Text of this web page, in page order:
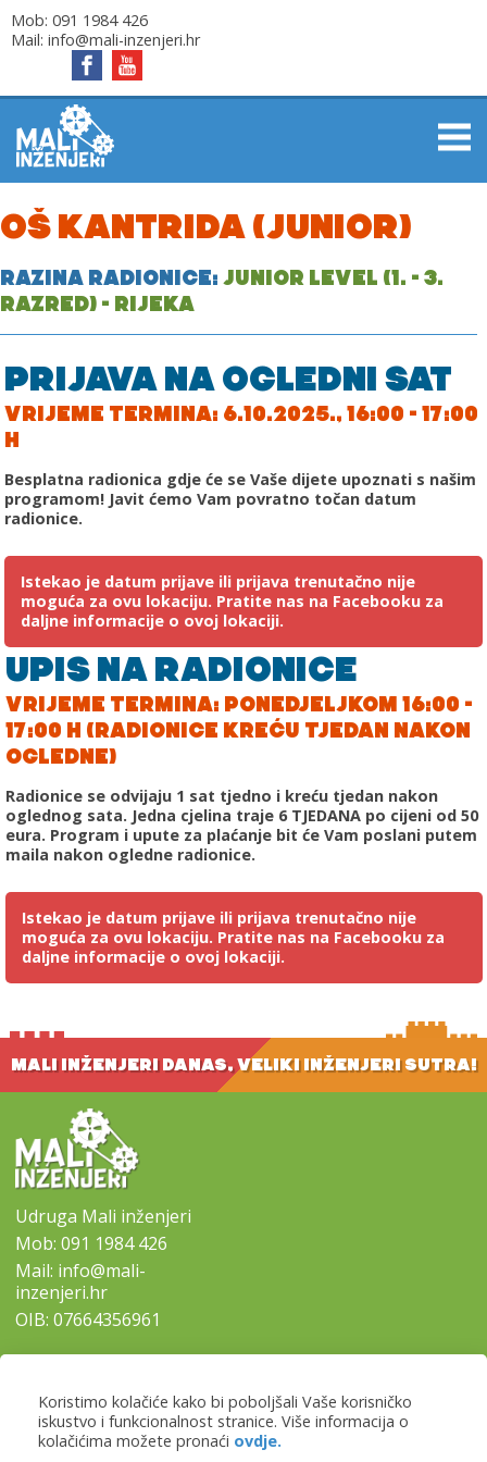
Mob: 091 1984 426
Mail: info@mali-inzenjeri.hr
OŠ KANTRIDA (JUNIOR)
RAZINA RADIONICE: JUNIOR LEVEL (1. - 3.
RAZRED) - RIJEKA
PRIJAVA NA OGLEDNI SAT
VRIJEME TERMINA: 6.10.2025., 16:00 - 17:00
H
Besplatna radionica gdje će se Vaše dijete upoznati s našim
programom! Javit ćemo Vam povratno točan datum
radionice.
Istekao je datum prijave ili prijava trenutačno nije
moguća za ovu lokaciju. Pratite nas na Facebooku za
daljne informacije o ovoj lokaciji.
UPIS NA RADIONICE
VRIJEME TERMINA: PONEDJELJKOM 16:00 -
17:00 H (RADIONICE KREĆU TJEDAN NAKON
OGLEDNE)
Radionice se odvijaju 1 sat tjedno i kreću tjedan nakon
oglednog sata. Jedna cjelina traje 6 TJEDANA po cijeni od 50
eura. Program i upute za plaćanje bit će Vam poslani putem
maila nakon ogledne radionice.
Istekao je datum prijave ili prijava trenutačno nije
moguća za ovu lokaciju. Pratite nas na Facebooku za
daljne informacije o ovoj lokaciji.
Koristimo kolačiće kako bi poboljšali Vaše korisničko
iskustvo i funkcionalnost stranice. Više informacija o
kolačićima možete pronaći ovdje.
MALI INŽENJERI DANAS, VELIKI INŽENJERI SUTRA!
Udruga Mali inženjeri
Mob:091 1984 426
Mail: info@mali-
inzenjeri.hr
OIB: 07664356961
Naslovna
Naši programi